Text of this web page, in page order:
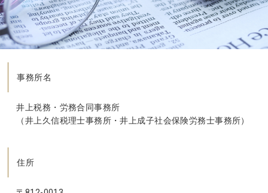
事務所名
井上税務・労務合同事務所
（井上久信税理士事務所・井上成子社会保険労務士事務所）
住所